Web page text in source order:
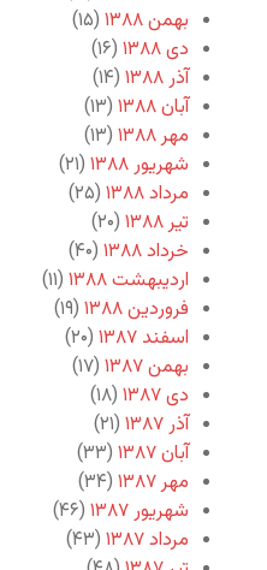
بهمن ۱۳۸۸
(۱۵)
دی ۱۳۸۸
(۱۶)
آذر ۱۳۸۸
(۱۴)
آبان ۱۳۸۸
(۱۳)
مهر ۱۳۸۸
(۱۳)
شهریور ۱۳۸۸
(۲۱)
مرداد ۱۳۸۸
(۲۵)
تیر ۱۳۸۸
(۲۰)
خرداد ۱۳۸۸
(۴۰)
اردیبهشت ۱۳۸۸
(۱۱)
فروردین ۱۳۸۸
(۱۹)
اسفند ۱۳۸۷
(۲۰)
بهمن ۱۳۸۷
(۱۷)
دی ۱۳۸۷
(۱۸)
آذر ۱۳۸۷
(۲۱)
آبان ۱۳۸۷
(۳۳)
مهر ۱۳۸۷
(۳۴)
شهریور ۱۳۸۷
(۴۶)
مرداد ۱۳۸۷
(۴۳)